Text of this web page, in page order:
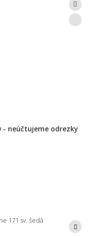
- neúčtujeme odrezky